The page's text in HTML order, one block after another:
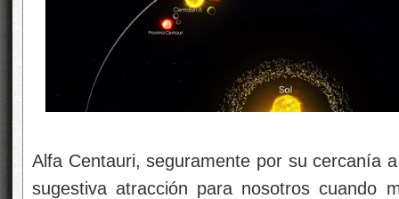
Alfa Centauri, seguramente por su cercanía
sugestiva atracción para nosotros cuando